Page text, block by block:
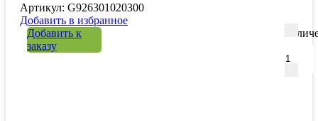
Артикул: G926301020300
Добавить в избранное
Добавить к
заказу